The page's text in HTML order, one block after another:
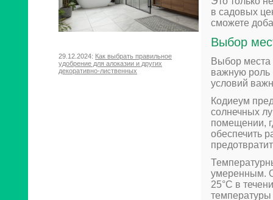
29.12.2024: Как выбрать правильное
удобрение для алоказии и других
декоративно-лиственных
в садовых
сможете
Выбор
Выбор места
важную роль
условий
Кодиеум
солнечных
помещении,
обеспечить
умеренным.
25°C в
температуры